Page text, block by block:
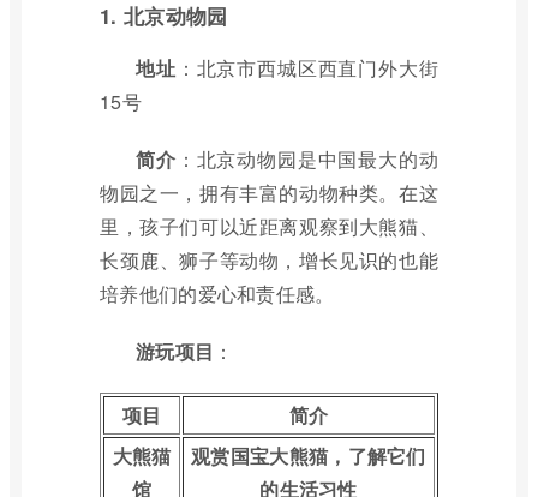
1. 北京动物园
地址 ：北京市西城区西直门外大街
15号
简介 ：北京动物园是中国最大的动
物园之一，拥有丰富的动物种类。在这
里，孩子们可以近距离观察到大熊猫、
长颈鹿、狮子等动物，增长见识的也能
培养他们的爱心和责任感。
游玩项目 ：
项目
简介
大熊猫
馆
观赏国宝大熊猫，了解它们
的生活习性